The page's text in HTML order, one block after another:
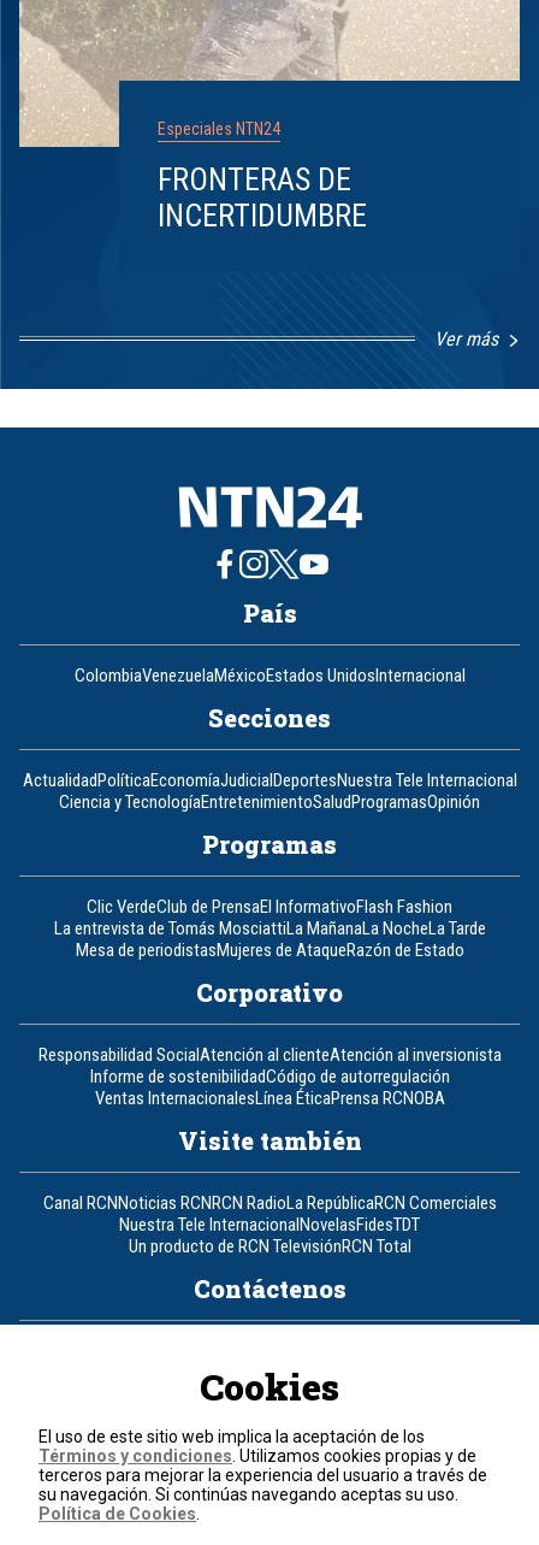
Especiales NTN24
FRONTERAS DE
INCERTIDUMBRE
Ver más
8
País
ColombiaVenezuelaMéxicoEstados UnidosInternacional
Secciones
ActualidadPolíticaEconomíaJudicialDeportesNuestra Tele Internacional
Ciencia y TecnologíaEntretenimientoSaludProgramasOpinión
Programas
Clic VerdeClub de PrensaEl InformativoFlash Fashion
La entrevista de Tomás MosciattiLa MañanaLa NocheLa Tarde
Mesa de periodistasMujeres de AtaqueRazón de Estado
Corporativo
Responsabilidad SocialAtención al clienteAtención al inversionista
Informe de sostenibilidadCódigo de autorregulación
Ventas InternacionalesLínea ÉticaPrensa RCNOBA
Visite también
Canal RCNNoticias RCNRCN RadioLa RepúblicaRCN Comerciales
Nuestra Tele InternacionalNovelasFidesTDT
Un producto de RCN TelevisiónRCN Total
Contáctenos
Política de cookies
Términos y condiciones
© 2026, RCN Medios.
Todos los derechos reservados.
Cookies
El uso de este sitio web implica la aceptación de los
Términos y condiciones . Utilizamos cookies propias y de
terceros para mejorar la experiencia del usuario a través de
su navegación. Si continúas navegando aceptas su uso.
Política de Cookies